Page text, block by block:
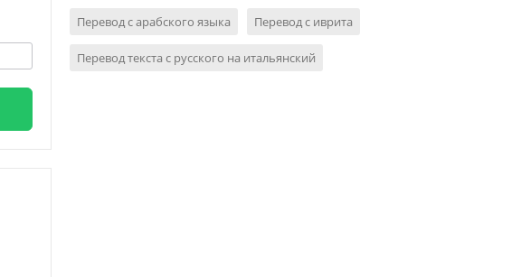
Перевод с арабского языка Перевод с иврита
Перевод текста с русского на итальянский